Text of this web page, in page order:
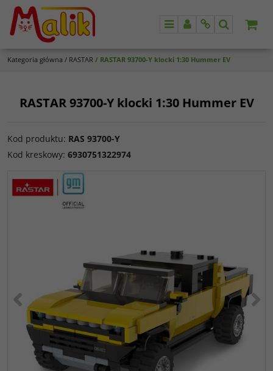
MenuPanelInfoSzukaj
Kategoria główna / RASTAR / RASTAR 93700-Y klocki 1:30 Hummer EV
RASTAR 93700-Y klocki 1:30 Hummer EV
Kod produktu: RAS 93700-Y
Kod kreskowy: 6930751322974
<